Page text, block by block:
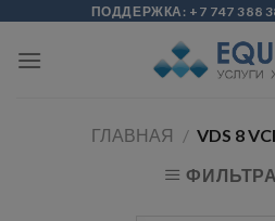
content
ПОДДЕРЖКА: +7 747 388
ГЛАВНАЯ / VDS 8
modal-check